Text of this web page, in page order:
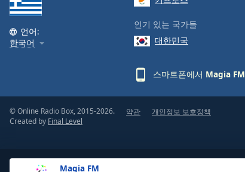
Text
Edge
Style
Family
Close
Magia FM
언어:
한국어
인기 있는 국가들
대한민국
스마트폰에서 Magia FM
© Online Radio Box, 2015-2026.
Created by Final Level
약관 개인정보 보호정책